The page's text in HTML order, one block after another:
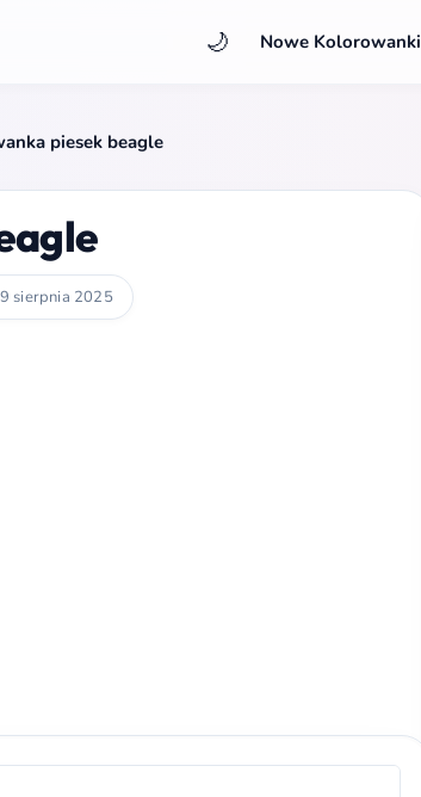
🌙 Nowe Kolorowanki
piesek beagle
sierpnia 2025